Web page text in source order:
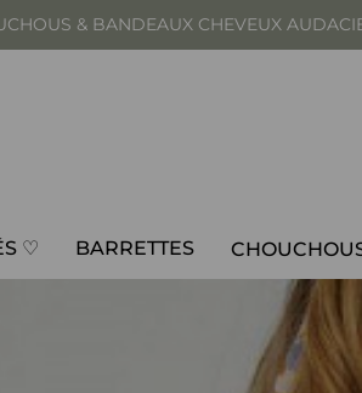
& BANDEAUX CHEVEUX
🚀 Livraison offerte
♡ BARRETTES